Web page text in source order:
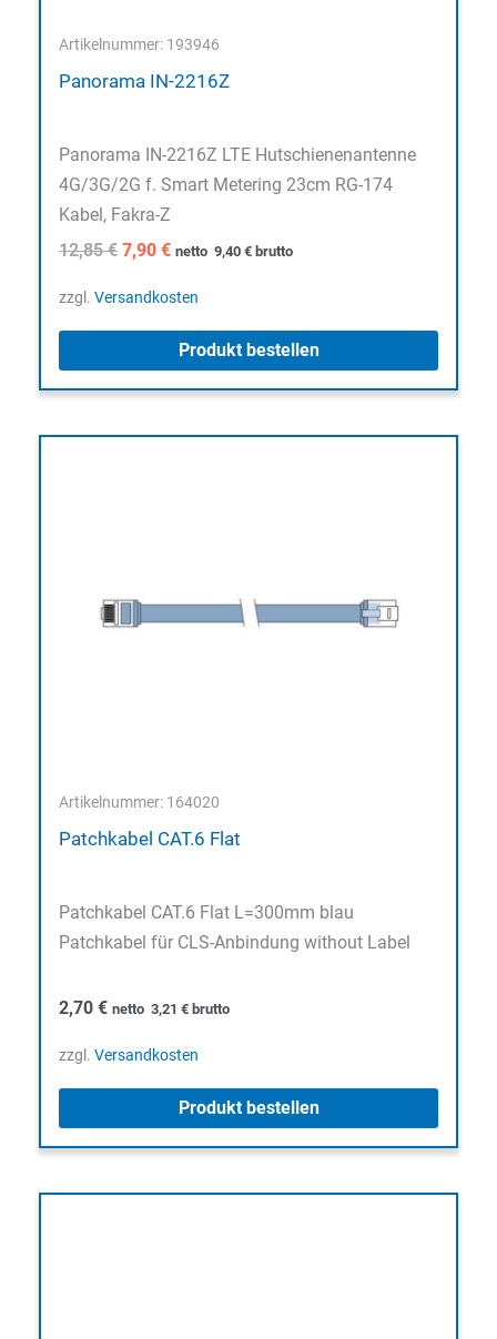
Artikelnummer: 193946
Panorama IN-2216Z
Panorama IN-2216Z LTE Hutschienenantenne
4G/3G/2G f. Smart Metering 23cm RG-174
Kabel, Fakra-Z
12,85€ Ursprünglicher
war:
7,90 €Aktueller
ist:
netto 9,40 € brutto
zzgl. Versandkosten
Produkt bestellen
Artikelnummer: 164020
Patchkabel CAT.6 Flat
Patchkabel CAT.6 Flat L=300mm blau
Patchkabel für CLS-Anbindung without Label
2,70 € netto 3,21 € brutto
zzgl. Versandkosten
Produkt bestellen